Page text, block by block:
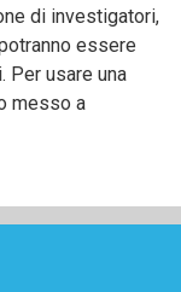
di investigatori,
essere
Per usare una
messo a